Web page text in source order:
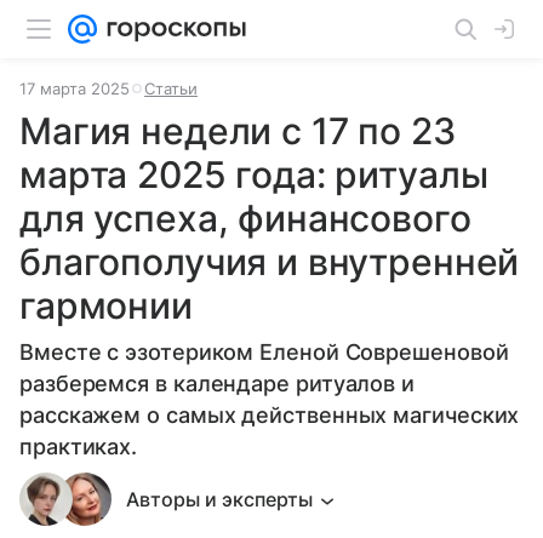
17 марта 2025 Статьи
Магия недели с 17 по 23
марта 2025 года: ритуалы
для успеха, финансового
благополучия и внутренней
гармонии
Вместе с эзотериком Еленой Соврешеновой
разберемся в календаре ритуалов и
расскажем о самых действенных магических
практиках.
Авторы и эксперты